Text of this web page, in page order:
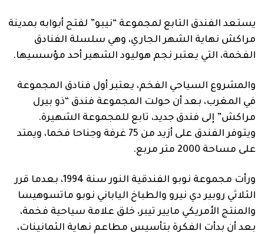
يستعد الفندق التابع لمجموعة “نيبو” لفتح أبوابه بمدينة
مراكش نهاية الشهر الجاري، وهي سلسلة الفنادق
الفخمة، التي يعتبر نجم هوليود الشهير أحد مؤسسيها.
والمشروع السياحي الفخم، يعتبر أول فنادق المجموعة
في المغرب، بعد أن حولت المجموعة فندق “ذو بيرل
مراكش” إلى فندق جديد، تابع للمجموعة الشهيرة.
ويتوفر الفندق على أزيد من 75 غرفة وجناحا فخما، ويمتد
على مساحة 2000 متر مربع.
ورأت مجموعة نوبو الفندقية النور سنة 1994، بعدما قرر
الثلاثي روبير دي نيرو والطباخ الياباني نوبو ماتسوهيسا
والمنتج الأمريكي مايير تيبر، خلق علامة سياحية فخمة،
بعد أن بدأت الفكرة بتأسيس مطاعم نهاية الثمانينات،